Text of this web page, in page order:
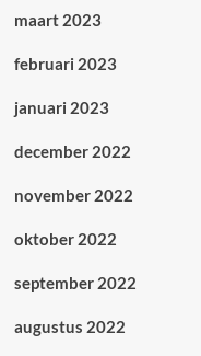
maart 2023
februari 2023
januari 2023
december 2022
november 2022
oktober 2022
september 2022
augustus 2022